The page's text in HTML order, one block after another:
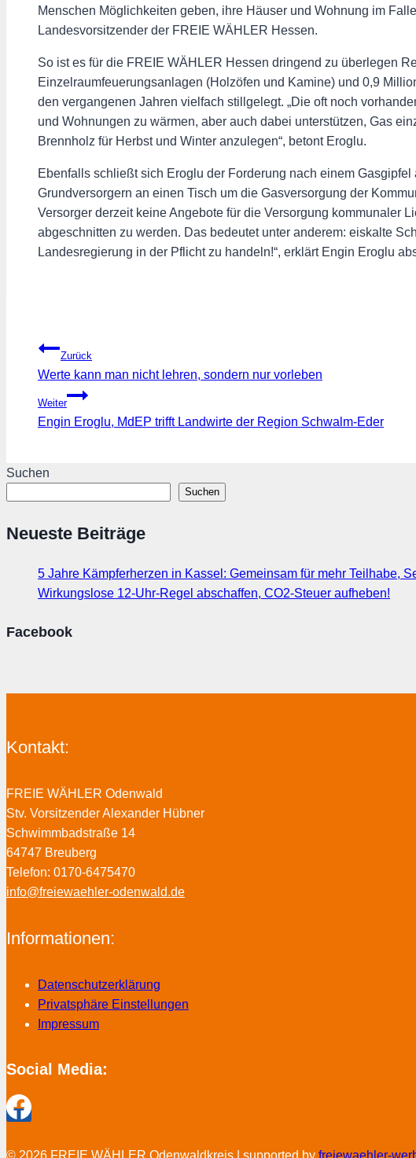
Menschen Möglichkeiten geben, ihre Häuser und Wohnung im
Landesvorsitzender der FREIE WÄHLER Hessen.
So ist es für die FREIE WÄHLER Hessen dringend zu überlegen
Einzelraumfeuerungsanlagen (Holzöfen und Kamine) und 0,9
den vergangenen Jahren vielfach stillgelegt. „Die oft noch
und Wohnungen zu wärmen, aber auch dabei unterstützen, Gas
Brennholz für Herbst und Winter anzulegen“, betont Eroglu.
Ebenfalls schließt sich Eroglu der Forderung nach einem
Grundversorgern an einen Tisch um die Gasversorgung der
Versorger derzeit keine Angebote für die Versorgung kommunaler
abgeschnitten zu werden. Das bedeutet unter anderem: eiskalte
Landesregierung in der Pflicht zu handeln!“, erklärt Engin Eroglu
Beitragsnavigation
Zurück
Werte kann man nicht lehren, sondern nur vorleben
Weiter
Engin Eroglu, MdEP trifft Landwirte der Region Schwalm-Eder
Suchen
Suchen
Neueste Beiträge
5 Jahre Kämpferherzen in Kassel: Gemeinsam für mehr Teilhabe,
Wirkungslose 12-Uhr-Regel abschaffen, CO2-Steuer aufheben!
Facebook
Kontakt:
FREIE WÄHLER Odenwald
Stv. Vorsitzender Alexander Hübner
Schwimmbadstraße 14
64747 Breuberg
Telefon: 0170-6475470
info@freiewaehler-odenwald.de
Informationen:
Datenschutzerklärung
Privatsphäre Einstellungen
Impressum
Social Media:
© 2026 FREIE WÄHLER Odenwaldkreis | supported by freiewaehler-